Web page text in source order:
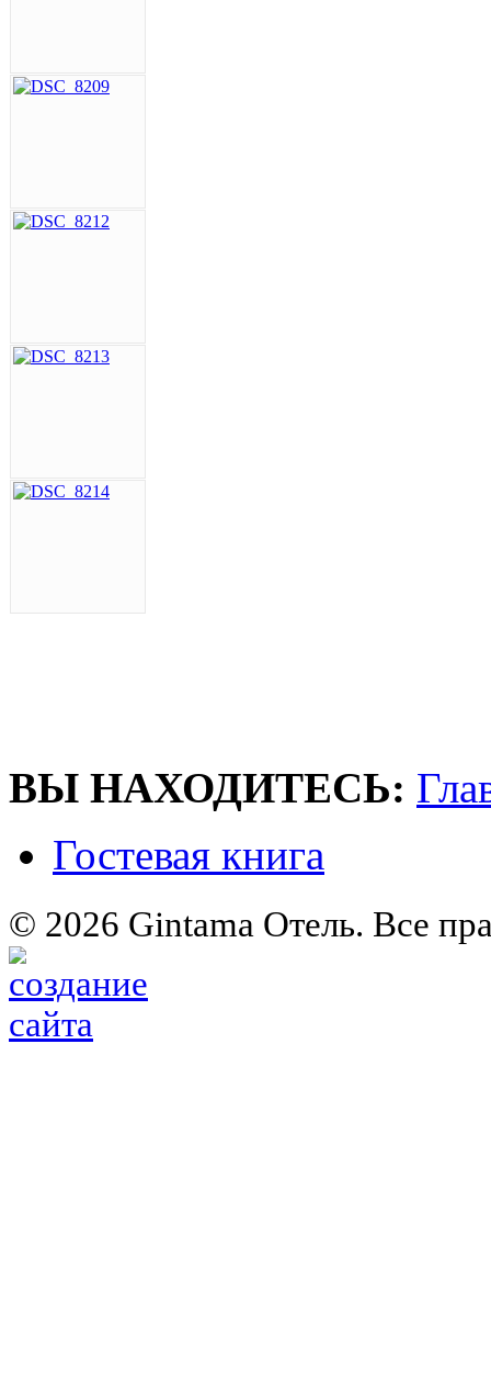
ВЫ НАХОДИТЕСЬ:
Гостевая книга
© 2026 Gintama Отель. Все